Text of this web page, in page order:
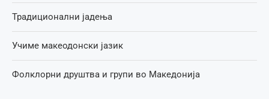
Традиционални јадења
Учиме макеодонски јазик
Фолклорни друштва и групи во Македонија